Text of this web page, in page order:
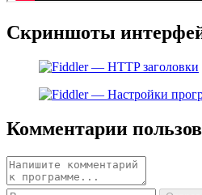
Скриншоты
Комментарии